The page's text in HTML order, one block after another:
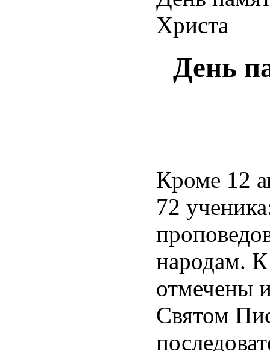
Христа
День
Кроме 12
72
народам.
отмечены
Святом